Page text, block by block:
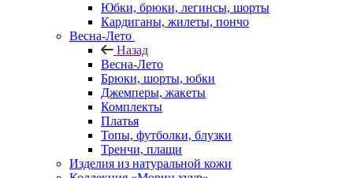
Юбки, брюки, легинсы, шорты
Кардиганы, жилеты, пончо
Весна-Лето
Назад
Весна-Лето
Брюки, шорты, юбки
Джемперы, жакеты
Комплекты
Платья
Топы, футболки, блузки
Тренчи, плащи
Изделия из натуральной кожи